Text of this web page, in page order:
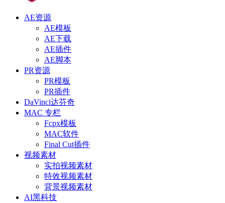
AE资源
AE模板
AE下载
AE插件
AE脚本
PR资源
PR模板
PR插件
DaVinci达芬奇
MAC 专栏
Fcpx模板
MAC软件
Final Cut插件
视频素材
实拍视频素材
特效视频素材
背景视频素材
AI黑科技